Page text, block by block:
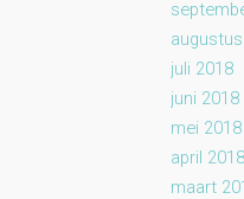
juli 2018
juni 2018
mei 2018
april 2018
maart